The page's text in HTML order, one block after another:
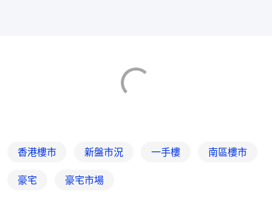
香港樓市 新盤市況 一手樓 南區樓市
豪宅 豪宅市場